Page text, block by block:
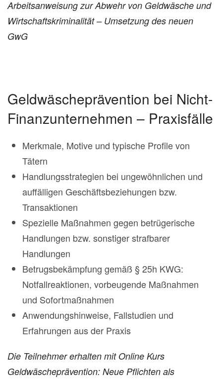
Arbeitsanweisung zur Abwehr von Geldwäsche und
Wirtschaftskriminalität – Umsetzung des neuen
GwG
Geldwäscheprävention bei Nicht-
Finanzunternehmen – Praxisfälle
Merkmale, Motive und typische Profile von
Tätern
Handlungsstrategien bei ungewöhnlichen und
auffälligen Geschäftsbeziehungen bzw.
Transaktionen
Spezielle Maßnahmen gegen betrügerische
Handlungen bzw. sonstiger strafbarer
Handlungen
Betrugsbekämpfung gemäß § 25h KWG:
Notfallreaktionen, vorbeugende Maßnahmen
und Sofortmaßnahmen
Anwendungshinweise, Fallstudien und
Erfahrungen aus der Praxis
Die Teilnehmer erhalten mit Online Kurs
Geldwäscheprävention: Neue Pflichten als